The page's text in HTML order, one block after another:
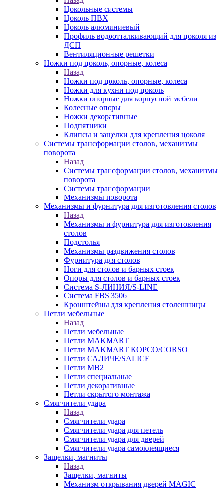
Цокольные системы
Цоколь ПВХ
Цоколь алюминиевый
Профиль водоотталкивающий для цоколя из
ДСП
Вентиляционные решетки
Ножки под цоколь, опорные, колеса
Назад
Ножки под цоколь, опорные, колеса
Ножки для кухни под цоколь
Ножки опорные для корпусной мебели
Колесные опоры
Ножки декоративные
Подпятники
Клипсы и защелки для крепления цоколя
Системы трансформации столов, механизмы
поворота
Назад
Системы трансформации столов, механизмы
поворота
Системы трансформации
Механизмы поворота
Механизмы и фурнитура для изготовления столов
Назад
Механизмы и фурнитура для изготовления
столов
Подстолья
Механизмы раздвижения столов
Фурнитура для столов
Ноги для столов и барных стоек
Опоры для столов и барных стоек
Система S-ЛИНИЯ/S-LINE
Система FBS 3506
Кронштейны для крепления столешницы
Петли мебельные
Назад
Петли мебельные
Петли MAKMART
Петли MAKMART КОРСО/CORSO
Петли САЛИЧЕ/SALICE
Петли MB2
Петли специальные
Петли декоративные
Петли скрытого монтажа
Смягчители удара
Назад
Смягчители удара
Смягчители удара для петель
Смягчители удара для дверей
Cмягчители удара самоклеящиеся
Защелки, магниты
Назад
Защелки, магниты
Механизм открывания дверей MAGIC